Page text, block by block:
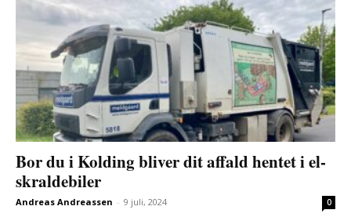
Bor du i Kolding bliver dit affald hentet i el-
skraldebiler
Andreas Andreassen - 9 juli, 2024 0